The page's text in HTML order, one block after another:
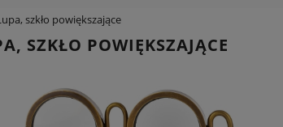
szkło powiększające
SZKŁO POWIĘKSZAJĄCE